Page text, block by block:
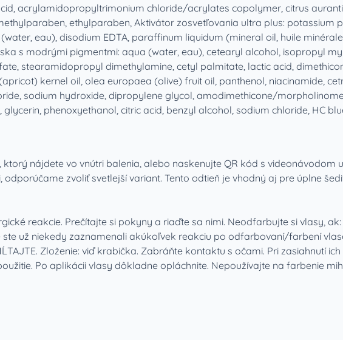
acrylamidopropyltrimonium chloride/acrylates copolymer, citrus
ethylparaben, Aktivátor zosvetľovania ultra plus: potassium
eau), disodium EDTA, paraffinum liquidum (mineral oil, huile
s modrými pigmentmi: aqua (water, eau), cetearyl alcohol, isopropyl
stearamidopropyl dimethylamine, cetyl palmitate, lactic acid,
kernel oil, olea europaea (olive) fruit oil, panthenol, niacinamide,
sodium hydroxide, dipropylene glycol, amodimethicone/
phenoxyethanol, citric acid, benzyl alcohol, sodium chloride, HC
nájdete vo vnútri balenia, alebo naskenujte QR kód s videonávodom
zvoliť svetlejší variant. Tento odtieň je vhodný aj pre úplne
reakcie. Prečítajte si pokyny a riaďte sa nimi. Neodfarbujte si vlasy,
už niekedy zaznamenali akúkoľvek reakciu po odfarbovaní/farbení
Zloženie: viď krabička. Zabráňte kontaktu s očami. Pri zasiahnutí
Po aplikácii vlasy dôkladne opláchnite. Nepoužívajte na farbenie